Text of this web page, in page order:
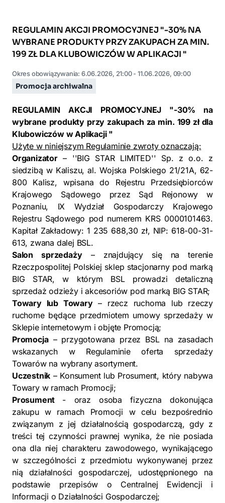
REGULAMIN AKCJI PROMOCYJNEJ "-30% NA
WYBRANE PRODUKTY PRZY ZAKUPACH ZA MIN.
199 ZŁ DLA KLUBOWICZÓW W APLIKACJI "
Okres obowiązywania: 6.06.2026, 21:00- 11.06.2026, 09:00
Promocja archiwalna
REGULAMIN AKCJI PROMOCYJNEJ "-30% na
wybrane produkty przy zakupach za min. 199 zł dla
Klubowiczów w Aplikacji "
Użyte w niniejszym Regulaminie zwroty oznaczają:
Organizator– ''BIG STAR LIMITED'' Sp. z o.o. z
siedzibą w Kaliszu, al. Wojska Polskiego 21/21A, 62-
800 Kalisz, wpisana do Rejestru Przedsiębiorców
Krajowego Sądowego przez Sąd Rejonowy w
Poznaniu, IX Wydział Gospodarczy Krajowego
Rejestru Sądowego pod numerem KRS 0000101463.
Kapitał Zakładowy: 1 235 688,30 zł, NIP: 618-00-31-
613, zwana dalej BSL.
Salon sprzedaży– znajdujący się na terenie
Rzeczpospolitej Polskiej sklep stacjonarny pod marką
BIG STAR, w którym BSL prowadzi detaliczną
sprzedaż odzieży i akcesoriów pod marką BIG STAR;
Towary lub Towary– rzecz ruchoma lub rzeczy
ruchome będące przedmiotem umowy sprzedaży w
Sklepie internetowym i objęte Promocją;
Promocja– przygotowana przez BSL na zasadach
wskazanych w Regulaminie oferta sprzedaży
Towarów na wybrany asortyment.
Uczestnik – Konsument lub Prosument, który nabywa
Towary w ramach Promocji;
Prosument - oraz osoba fizyczna dokonująca
zakupu w ramach Promocji w celu bezpośrednio
związanym z jej działalnością gospodarczą, gdy z
treści tej czynności prawnej wynika, że nie posiada
ona dla niej charakteru zawodowego, wynikającego
w szczególności z przedmiotu wykonywanej przez
nią działalności gospodarczej, udostępnionego na
podstawie przepisów o Centralnej Ewidencji i
Informacji o Działalności Gospodarczej;